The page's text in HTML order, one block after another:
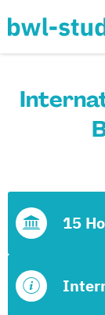
15